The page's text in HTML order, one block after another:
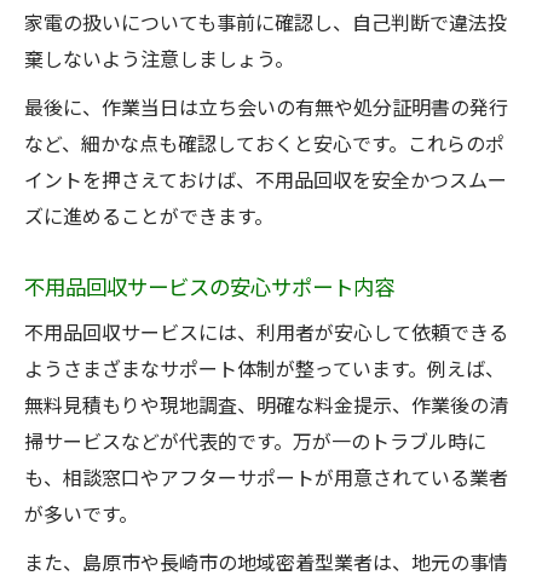
家電の扱いについても事前に確認し、自己判断で違法投
棄しないよう注意しましょう。
最後に、作業当日は立ち会いの有無や処分証明書の発行
など、細かな点も確認しておくと安心です。これらのポ
イントを押さえておけば、不用品回収を安全かつスムー
ズに進めることができます。
不用品回収サービスの安心サポート内容
不用品回収サービスには、利用者が安心して依頼できる
ようさまざまなサポート体制が整っています。例えば、
無料見積もりや現地調査、明確な料金提示、作業後の清
掃サービスなどが代表的です。万が一のトラブル時に
も、相談窓口やアフターサポートが用意されている業者
が多いです。
また、島原市や長崎市の地域密着型業者は、地元の事情